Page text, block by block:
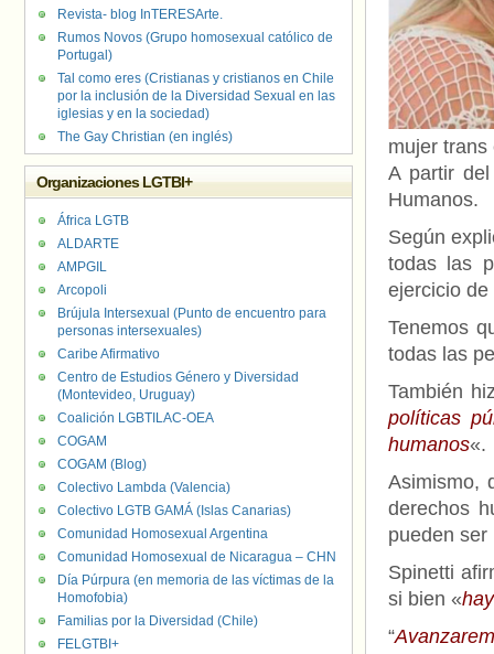
mujer
A partir
Humanos.
Según
todas las
ejercicio
Tenemos
todas las
También
políticas
humanos«.
Asimismo,
derechos
pueden ser
Spinetti
si bien «
“
Revista- blog InTERESArte.
Rumos Novos (Grupo homosexual católico de
Portugal)
Tal como eres (Cristianas y cristianos en Chile
por la inclusión de la Diversidad Sexual en las
iglesias y en la sociedad)
The Gay Christian (en inglés)
Organizaciones LGTBI+
África LGTB
ALDARTE
AMPGIL
Arcopoli
Brújula Intersexual (Punto de encuentro para
personas intersexuales)
Caribe Afirmativo
Centro de Estudios Género y Diversidad
(Montevideo, Uruguay)
Coalición LGBTILAC-OEA
COGAM
COGAM (Blog)
Colectivo Lambda (Valencia)
Colectivo LGTB GAMÁ (Islas Canarias)
Comunidad Homosexual Argentina
Comunidad Homosexual de Nicaragua – CHN
Día Púrpura (en memoria de las víctimas de la
Homofobia)
Familias por la Diversidad (Chile)
FELGTBI+